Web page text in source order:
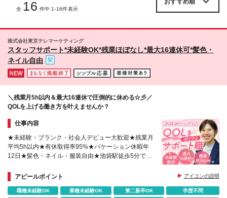
全 16 件中 1-16件表示
株式会社東京テレマーケティング
スタッフサポート*未経験OK*残業ほぼなし*最大16連休可*髪色・
ネイル自由
＼残業月5h以内＆最大16連休で圧倒的に休める☆彡／
QOLを上げる働き方を叶えませんか？
仕事内容
★未経験・ブランク・社会人デビュー大歓迎★残業月
平均5h以内★有休取得率95%★バケーション休暇年
12日★髪色・ネイル・服装自由★池袋駅徒歩5分で通
アピールポイント
アイコンの説明
職種未経験OK 業種未経験OK 第二新卒OK
学歴不問